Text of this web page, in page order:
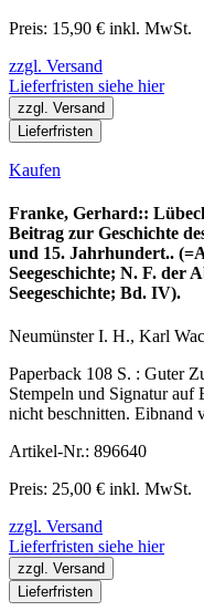
Preis: 15,90 € inkl. MwSt.
zzgl. Versand
Lieferfristen siehe hier
zzgl. Versand
Lieferfristen
Kaufen
Franke, Gerhard::
Beitrag zur Geschichte
und 15. Jahrhundert..
Seegeschichte; N. F. der
Seegeschichte; Bd. IV).
Neumünster I. H., Karl
Paperback 108 S. : Guter
Stempeln und Signatur auf
nicht beschnitten. Eibnand
Artikel-Nr.: 896640
Preis: 25,00 € inkl. MwSt.
zzgl. Versand
Lieferfristen siehe hier
zzgl. Versand
Lieferfristen